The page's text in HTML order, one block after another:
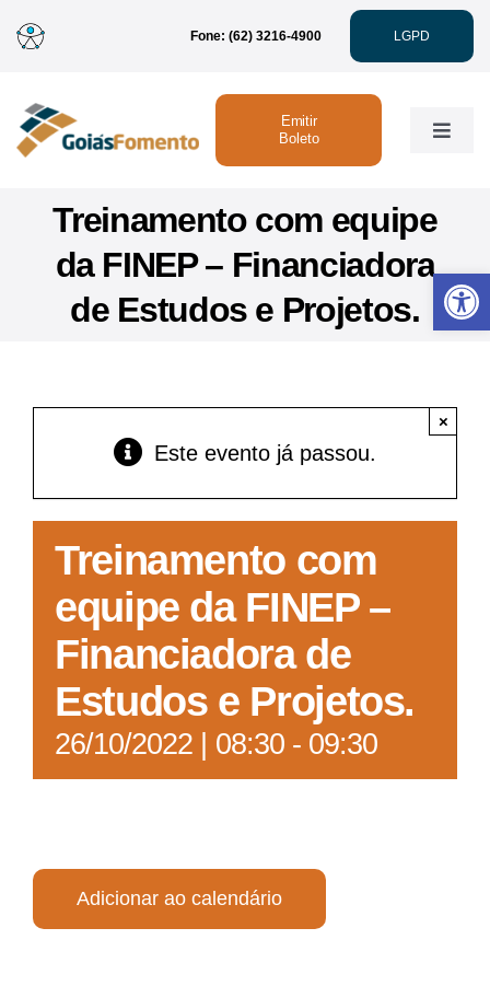
Abrir
para
conteúdo
Fone: (62) 3216-4900 LGPD
Toggle
Institucional
Linhas de Crédito
Acesso à Informação
Emitir
Boleto
Treinamento com equipe
da FINEP – Financiadora
de Estudos e Projetos.
Este evento já passou.
×
Treinamento com
equipe da FINEP –
Financiadora de
Estudos e Projetos.
26/10/2022 | 08:30- 09:30
Adicionar ao calendário